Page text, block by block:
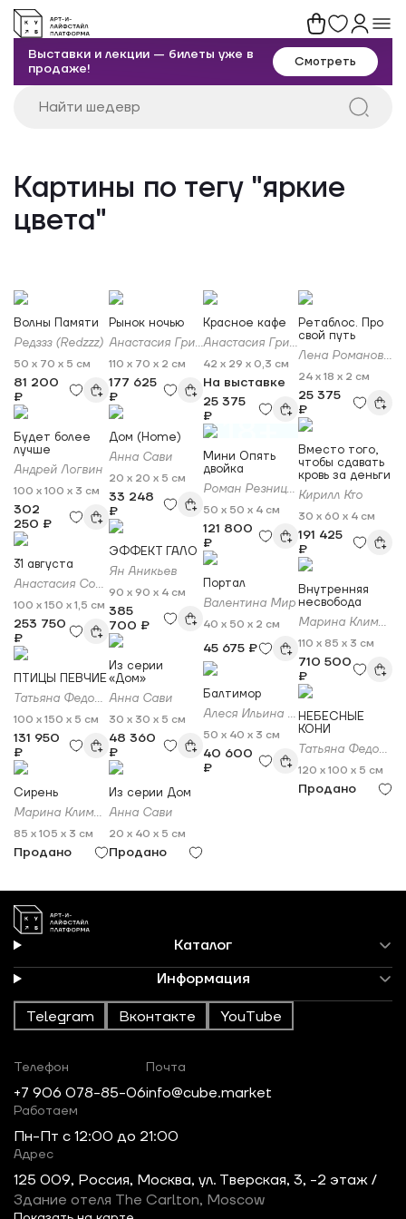
Выставки и лекции — билеты уже в
продаже!
Смотреть
Картины по тегу "яркие
цвета"
Волны Памяти
Редззз (Redzzz)
50 x 70 x 5 см
81 200
₽
Будет более
лучше
Андрей Логвин
100 x 100 x 3 см
302
250 ₽
31 августа
Анастасия Соловьева
100 x 150 x 1,5 см
253 750
₽
ПТИЦЫ ПЕВЧИЕ
Татьяна Федоровская
100 x 150 x 5 см
131 950
₽
Сирень
Марина Климанова
85 x 105 x 3 см
Продано
Рынок ночью
Анастасия Григорьева
110 x 70 x 2 см
177 625
₽
Дом (Home)
Анна Сави
20 x 20 x 5 см
33 248
₽
ЭФФЕКТ ГАЛО
Ян Аникьев
90 x 90 x 4 см
385
700 ₽
Из серии
«Дом»
Анна Сави
30 x 30 x 5 см
48 360
₽
Из серии Дом
Анна Сави
20 x 40 x 5 см
Продано
Красное кафе
Анастасия Григорьева
42 x 29 x 0,3 см
На выставке
25 375
₽
Мини Опять
двойка
Роман Резницкий (REZNITSKY)
50 x 50 x 4 см
121 800
₽
Портал
Валентина Мир
40 x 50 x 2 см
45 675 ₽
Балтимор
Алеся Ильина ФО_ОБДЖЕКТС (FO_OBJECTS)
50 x 40 x 3 см
40 600
₽
Ретаблос. Про
свой путь
Лена Романовская
24 x 18 x 2 см
25 375
₽
Вместо того,
чтобы сдавать
кровь за деньги
Кирилл Кто
30 x 60 x 4 см
191 425
₽
Внутренняя
несвобода
Марина Климанова
110 x 85 x 3 см
710 500
₽
НЕБЕСНЫЕ
КОНИ
Татьяна Федоровская
120 x 100 x 5 см
Продано
Каталог
Информация
Telegram Вконтакте YouTube
Телефон
+7 906 078-85-06
Почта
info@cube.market
Работаем
Пн-Пт c 12:00 до 21:00
Адрес
125 009, Россия, Москва, ул. Тверская, 3, -2 этаж /
Здание отеля The Carlton, Moscow